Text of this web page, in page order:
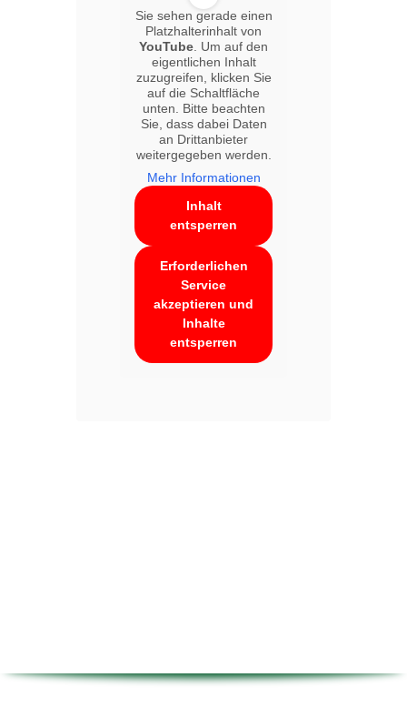
Sie sehen gerade einen
Platzhalterinhalt von
YouTube . Um auf den
eigentlichen Inhalt
zuzugreifen, klicken Sie
auf die Schaltfläche
unten. Bitte beachten
Sie, dass dabei Daten
an Drittanbieter
weitergegeben werden.
Mehr Informationen
Inhalt
entsperren
Erforderlichen
Service
akzeptieren und
Inhalte
entsperren